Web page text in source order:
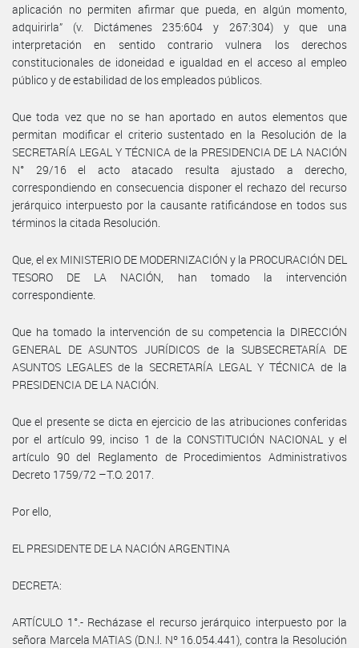
aplicación no permiten afirmar que pueda, en algún momento,
adquirirla” (v. Dictámenes 235:604 y 267:304) y que una
interpretación en sentido contrario vulnera los derechos
constitucionales de idoneidad e igualdad en el acceso al empleo
público y de estabilidad de los empleados públicos.
Que toda vez que no se han aportado en autos elementos que
permitan modificar el criterio sustentado en la Resolución de la
SECRETARÍA LEGAL Y TÉCNICA de la PRESIDENCIA DE LA NACIÓN
N° 29/16 el acto atacado resulta ajustado a derecho,
correspondiendo en consecuencia disponer el rechazo del recurso
jerárquico interpuesto por la causante ratificándose en todos sus
términos la citada Resolución.
Que, el ex MINISTERIO DE MODERNIZACIÓN y la PROCURACIÓN DEL
TESORO DE LA NACIÓN, han tomado la intervención
correspondiente.
Que ha tomado la intervención de su competencia la DIRECCIÓN
GENERAL DE ASUNTOS JURÍDICOS de la SUBSECRETARÍA DE
ASUNTOS LEGALES de la SECRETARÍA LEGAL Y TÉCNICA de la
PRESIDENCIA DE LA NACIÓN.
Que el presente se dicta en ejercicio de las atribuciones conferidas
por el artículo 99, inciso 1 de la CONSTITUCIÓN NACIONAL y el
artículo 90 del Reglamento de Procedimientos Administrativos
Decreto 1759/72 –T.O. 2017.
Por ello,
EL PRESIDENTE DE LA NACIÓN ARGENTINA
DECRETA:
ARTÍCULO 1°.- Recházase el recurso jerárquico interpuesto por la
señora Marcela MATIAS (D.N.l. Nº 16.054.441), contra la Resolución